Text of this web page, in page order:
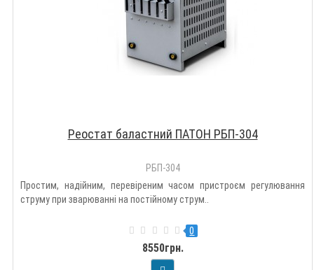
Реостат баластний ПАТОН РБП-304
РБП-304
Простим, надійним, перевіреним часом пристроєм регулювання
струму при зварюванні на постійному струм..
0
8550грн.